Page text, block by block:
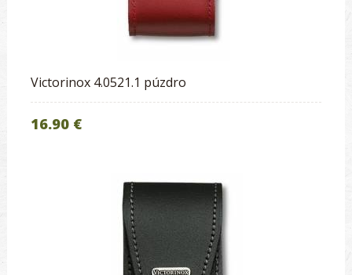
Victorinox 4.0521.1 púzdro
16.90 €